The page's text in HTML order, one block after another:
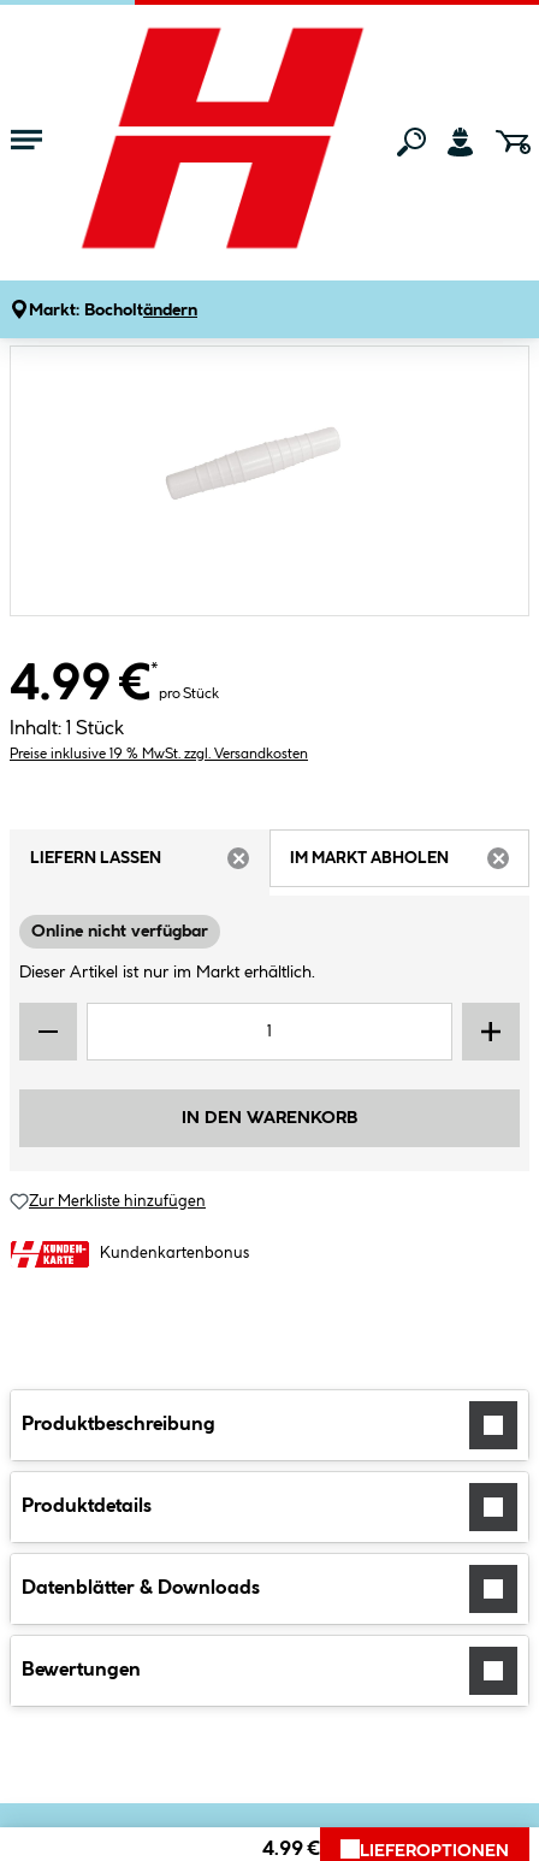
Zum Hauptinhalt springen
Markt: Bocholtändern
Gartenmarkt Pools & Zubehör
Steinbach Doppelschlauchtülle
4.99 €*
pro Stück
Inhalt: 1 Stück
Preise inklusive 19 % MwSt. zzgl. Versandkosten
LIEFERN LASSEN
IM MARKT ABHOLEN
Online nicht verfügbar
Dieser Artikel ist nur im Markt erhältlich.
IN DEN WARENKORB
Zur Merkliste hinzufügen
Kundenkartenbonus
Produktbeschreibung
Produktdetails
Datenblätter & Downloads
Bewertungen
4.99 € LIEFEROPTIONEN